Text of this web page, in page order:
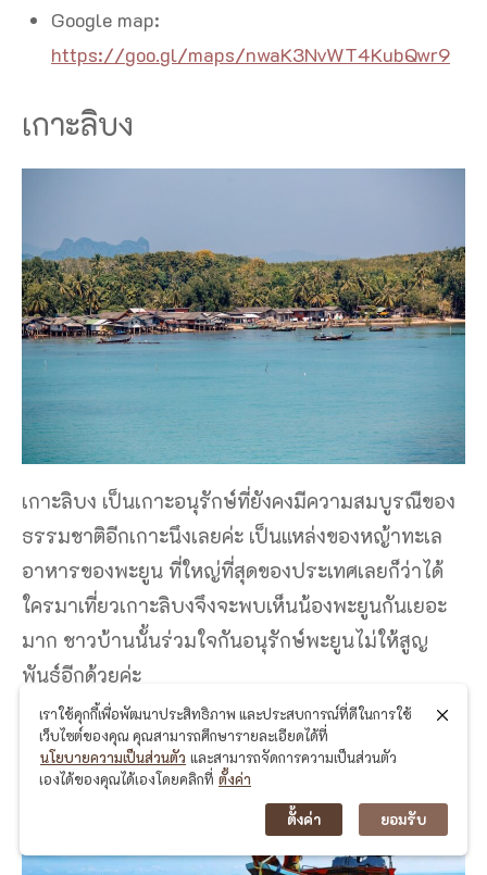
Google map:
https://goo.gl/maps/nwaK3NvWT4KubQwr9
เกาะลิบง
เกาะลิบง เป็นเกาะอนุรักษ์ที่ยังคงมีความสมบูรณืของ
ธรรมชาติอีกเกาะนึงเลยค่ะ เป็นแหล่งของหญ้าทะเล
อาหารของพะยูน ที่ใหญ่ที่สุดของประเทศเลยก็ว่าได้
ใครมาเที่ยวเกาะลิบงจึงจะพบเห็นน้องพะยูนกันเยอะ
มาก ชาวบ้านนั้นร่วมใจกันอนุรักษ์พะยูนไม่ให้สูญ
พันธุ์อีกด้วยค่ะ
เราใช้คุกกี้เพื่อพัฒนาประสิทธิภาพ และประสบการณ์ที่ดีในการใช้
เว็บไซต์ของคุณ คุณสามารถศึกษารายละเอียดได้ที่
นโยบายความเป็นส่วนตัว และสามารถจัดการความเป็นส่วนตัว
เองได้ของคุณได้เองโดยคลิกที่ ตั้งค่า
ตั้งค่า ยอมรับ